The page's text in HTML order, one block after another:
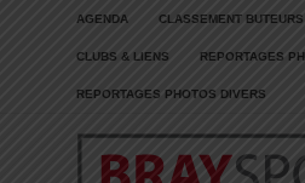
AGENDA CLASSEMENT BUTEURS
CLUBS & LIENS REPORTAGES
REPORTAGES PHOTOS DIVERS